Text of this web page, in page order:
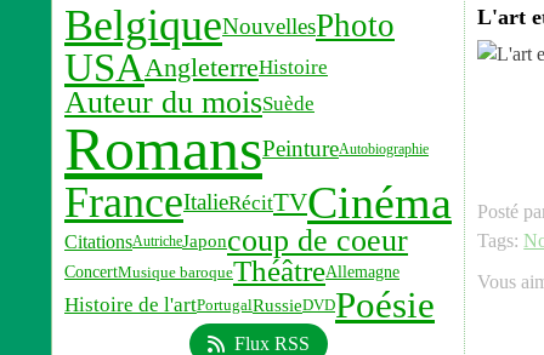
BelgiqueNouvellesPhoto
USAAngleterreHistoire
Auteur du moisSuède
RomansPeintureAutobiographie
FranceItalieRécitTVCinéma
CitationsAutricheJaponcoup de coeur
ConcertMusique baroqueThéâtreAllemagne
Histoire de l'artPortugalRussieDVDPoésie
Flux RSS
L'art
Posté
Tags:
Vous